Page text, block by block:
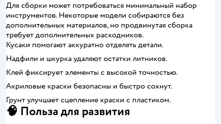
Для сборки может потребоваться минимальный набор
инструментов. Некоторые модели собираются без
дополнительных материалов, но продвинутая сборка
требует дополнительных расходников.
Кусаки помогают аккуратно отделять детали.
Надфили и шкурка удаляют остатки литников.
Клей фиксирует элементы с высокой точностью.
Акриловые краски безопасны и быстро сохнут.
Грунт улучшает сцепление краски с пластиком.
🧠 Польза для развития